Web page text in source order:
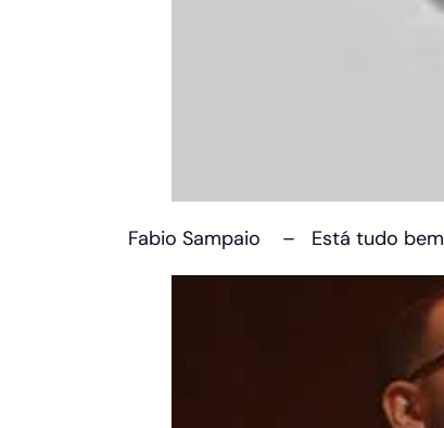
Fabio Sampaio – Está tudo bem